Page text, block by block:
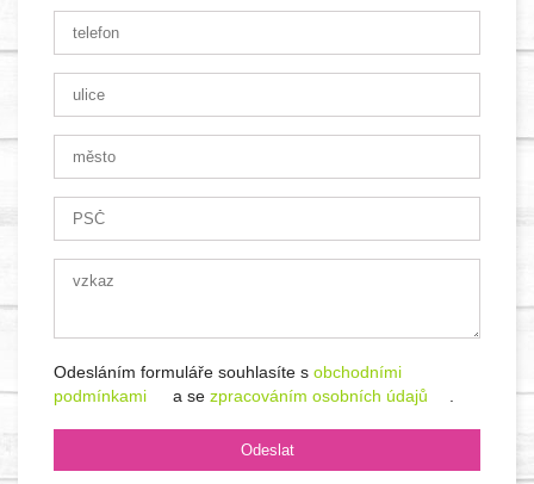
Odesláním formuláře souhlasíte s obchodními
podmínkami
a se zpracováním osobních údajů .